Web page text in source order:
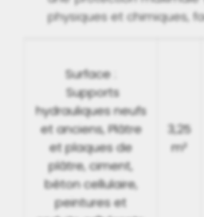
physiques et chimiques,
Surface :
Supports
hydrauliques neufs
et anciens, Plâtre
et plaques de
plâtre, ciment,
béton cellulaire,
peintures et
3,25
m²